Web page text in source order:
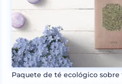
Paquete de té ecológico